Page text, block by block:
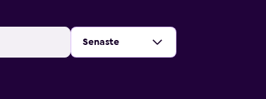
Sortera efter
Senaste